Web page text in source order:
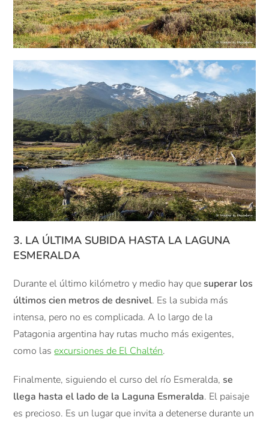
3. LA ÚLTIMA SUBIDA HASTA LA LAGUNA
ESMERALDA
Durante el último kilómetro y medio hay quesuperar los
últimos cien metros de desnivel. Es la subida más
intensa, pero no es complicada. A lo largo de la
Patagonia argentina hay rutas mucho más exigentes,
como lasexcursiones de El Chaltén.
Finalmente, siguiendo el curso del río Esmeralda,se
llega hasta el lado de la Laguna Esmeralda. El paisaje
es precioso. Es un lugar que invita a detenerse durante un